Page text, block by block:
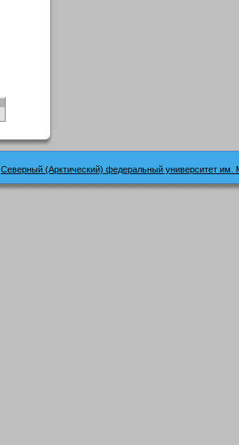
Северный (Арктический) федеральный университет